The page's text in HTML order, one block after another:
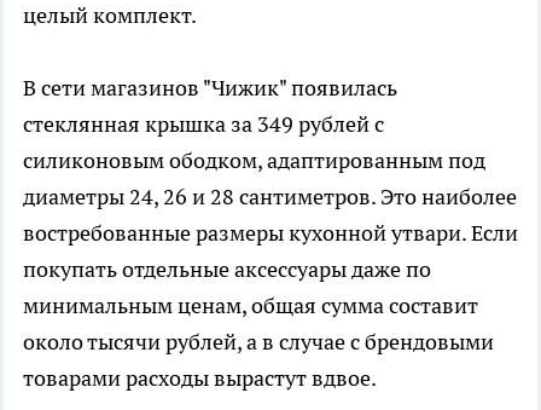
целый комплект.
В сети магазинов "Чижик" появилась
стеклянная крышка за 349 рублей с
силиконовым ободком, адаптированным под
диаметры 24, 26 и 28 сантиметров. Это наиболее
востребованные размеры кухонной утвари. Если
покупать отдельные аксессуары даже по
минимальным ценам, общая сумма составит
около тысячи рублей, а в случае с брендовыми
товарами расходы вырастут вдвое.